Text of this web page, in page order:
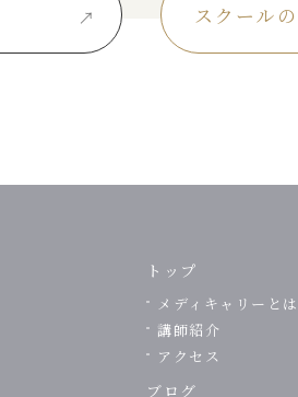
スクール
トップ
メディキャリーとは
講師紹介
アクセス
ブログ